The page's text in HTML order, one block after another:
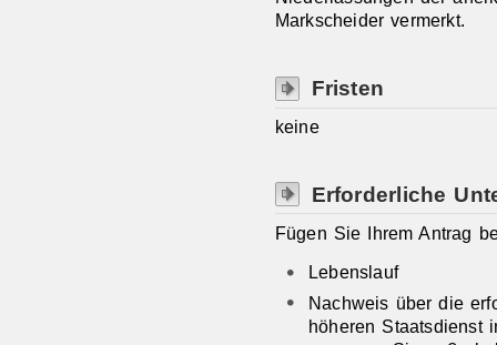
Markscheider vermerkt.
Fristen
keine
Erforderliche
Fügen Sie Ihrem Antrag
Lebenslauf
Nachweis über die
höheren Staatsdienst